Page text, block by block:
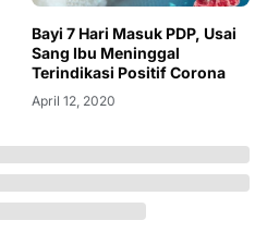
Bayi 7 Hari Masuk PDP, Usai
Sang Ibu Meninggal
Terindikasi Positif Corona
April 12, 2020